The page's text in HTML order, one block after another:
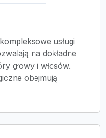
usługi
na dokładne
głowy i włosów.
obejmują